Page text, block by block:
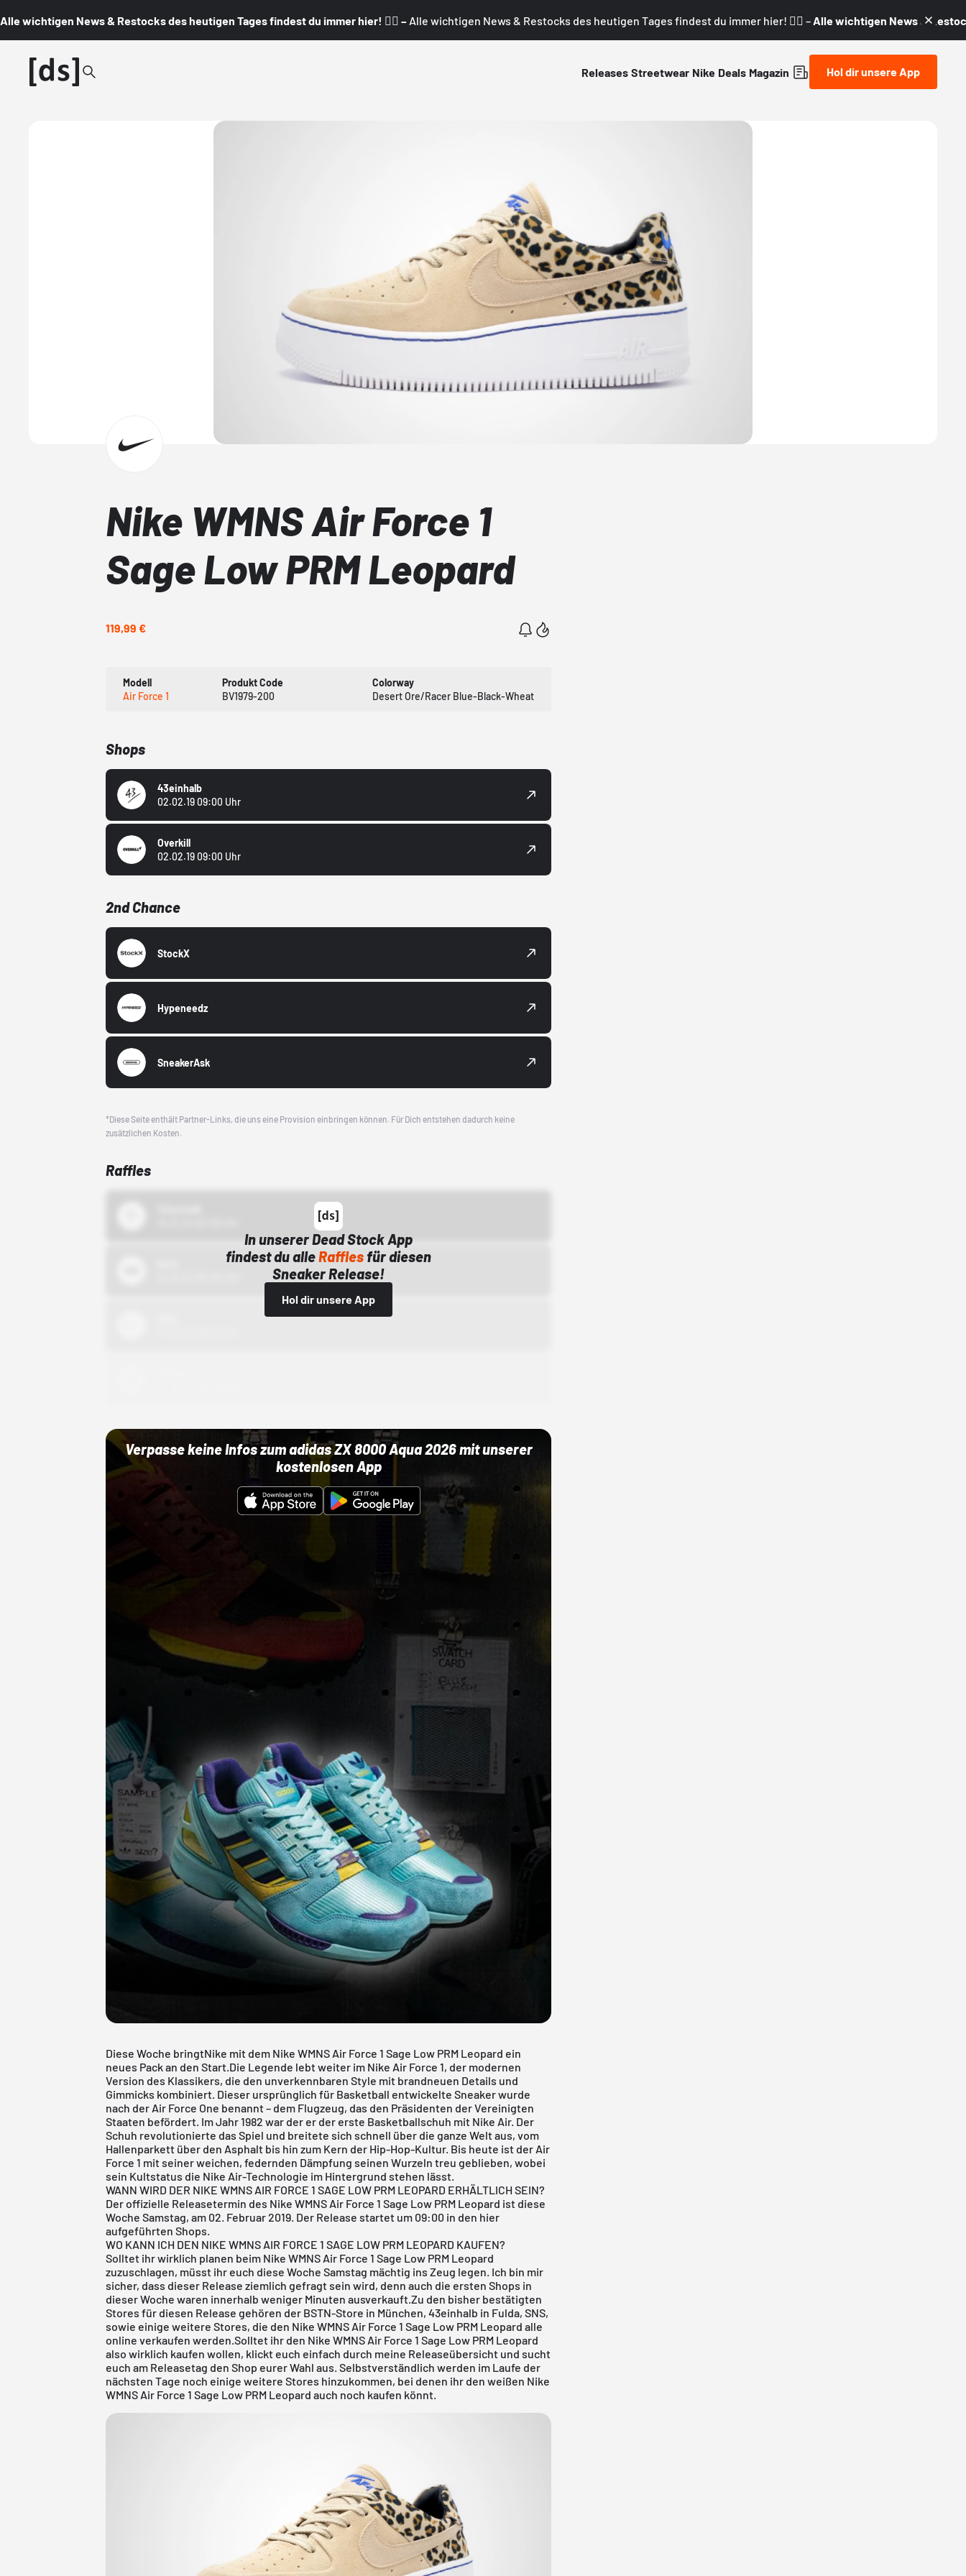
Alle wichtigen News & Restocks des heutigen Tages findest du immer hier! 👇🏼 – Alle wichtigen News & Restocks des heutigen Tages findest du immer hier! 👇🏼 – Alle wichtigen News &
Releases Streetwear Nike Deals Magazin Hol dir unsere App
Nike WMNS Air Force 1
Sage Low PRM Leopard
119,99 €
Modell
Air Force 1
Produkt Code
BV1979-200
Colorway
Desert Ore/Racer Blue-Black-Wheat
Shops
43einhalb
02.02.19 09:00 Uhr
Overkill
02.02.19 09:00 Uhr
2nd Chance
StockX
Hypeneedz
SneakerAsk
*Diese Seite enthält Partner-Links, die uns eine Provision einbringen können. Für Dich entstehen dadurch keine
zusätzlichen Kosten.
Raffles
In unserer Dead Stock App
findest du alleRaffles für diesen
Sneaker Release!
Hol dir unsere App
Verpasse keine Infos zum adidas ZX 8000 Aqua 2026 mit unserer
kostenlosen App
Diese Woche bringtNike mit dem Nike WMNS Air Force 1 Sage Low PRM Leopard ein
neues Pack an den Start.Die Legende lebt weiter im Nike Air Force 1, der modernen
Version des Klassikers, die den unverkennbaren Style mit brandneuen Details und
Gimmicks kombiniert. Dieser ursprünglich für Basketball entwickelte Sneaker wurde
nach der Air Force One benannt – dem Flugzeug, das den Präsidenten der Vereinigten
Staaten befördert. Im Jahr 1982 war der er der erste Basketballschuh mit Nike Air. Der
Schuh revolutionierte das Spiel und breitete sich schnell über die ganze Welt aus, vom
Hallenparkett über den Asphalt bis hin zum Kern der Hip-Hop-Kultur. Bis heute ist der Air
Force 1 mit seiner weichen, federnden Dämpfung seinen Wurzeln treu geblieben, wobei
sein Kultstatus die Nike Air-Technologie im Hintergrund stehen lässt.
WANN WIRD DER NIKE WMNS AIR FORCE 1 SAGE LOW PRM LEOPARD ERHÄLTLICH SEIN?
Der offizielle Releasetermin des Nike WMNS Air Force 1 Sage Low PRM Leopard ist diese
Woche Samstag, am 02. Februar 2019. Der Release startet um 09:00 in den hier
aufgeführten Shops.
WO KANN ICH DEN NIKE WMNS AIR FORCE 1 SAGE LOW PRM LEOPARD KAUFEN?
Solltet ihr wirklich planen beim Nike WMNS Air Force 1 Sage Low PRM Leopard
zuzuschlagen, müsst ihr euch diese Woche Samstag mächtig ins Zeug legen. Ich bin mir
sicher, dass dieser Release ziemlich gefragt sein wird, denn auch die ersten Shops in
dieser Woche waren innerhalb weniger Minuten ausverkauft.Zu den bisher bestätigten
Stores für diesen Release gehören der BSTN-Store in München,43einhalb in Fulda,SNS,
sowie einige weitere Stores, die den Nike WMNS Air Force 1 Sage Low PRM Leopard alle
online verkaufen werden.Solltet ihr den Nike WMNS Air Force 1 Sage Low PRM Leopard
also wirklich kaufen wollen, klickt euch einfach durch meine Releaseübersicht und sucht
euch am Releasetag den Shop eurer Wahl aus. Selbstverständlich werden im Laufe der
nächsten Tage noch einige weitere Stores hinzukommen, bei denen ihr den weißen Nike
WMNS Air Force 1 Sage Low PRM Leopard auch noch kaufen könnt.